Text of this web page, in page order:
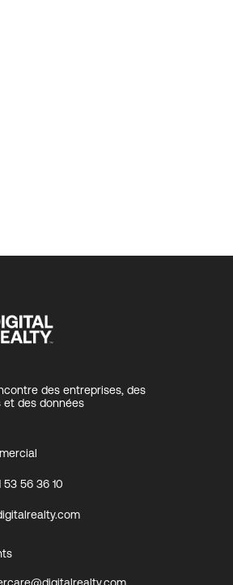
des entreprises, des
et des données
53 56 36 10